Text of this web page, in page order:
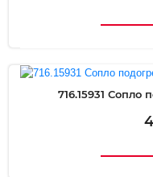
716.15931